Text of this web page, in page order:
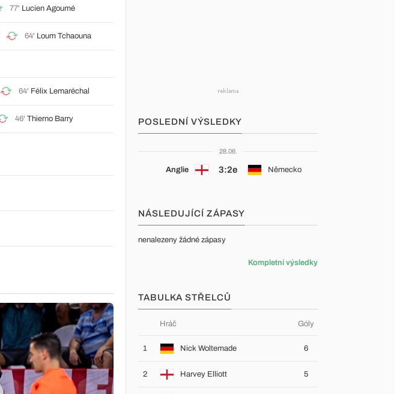
77' Lucien Agoumé
64' Loum Tchaouna
64' Félix Lemaréchal
46' Thierno Barry POSLEDNÍ VÝSLEDKY
28.06.
Anglie 3:2e Německo
NÁSLEDUJÍCÍ ZÁPASY
nenalezeny žádné zápasy
Kompletní výsledky
TABULKA STŘELCŮ
Hráč Góly
1 Nick Woltemade 6
2 Harvey Elliott 5